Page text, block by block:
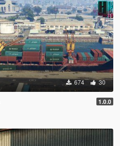
674 30
1.0.0